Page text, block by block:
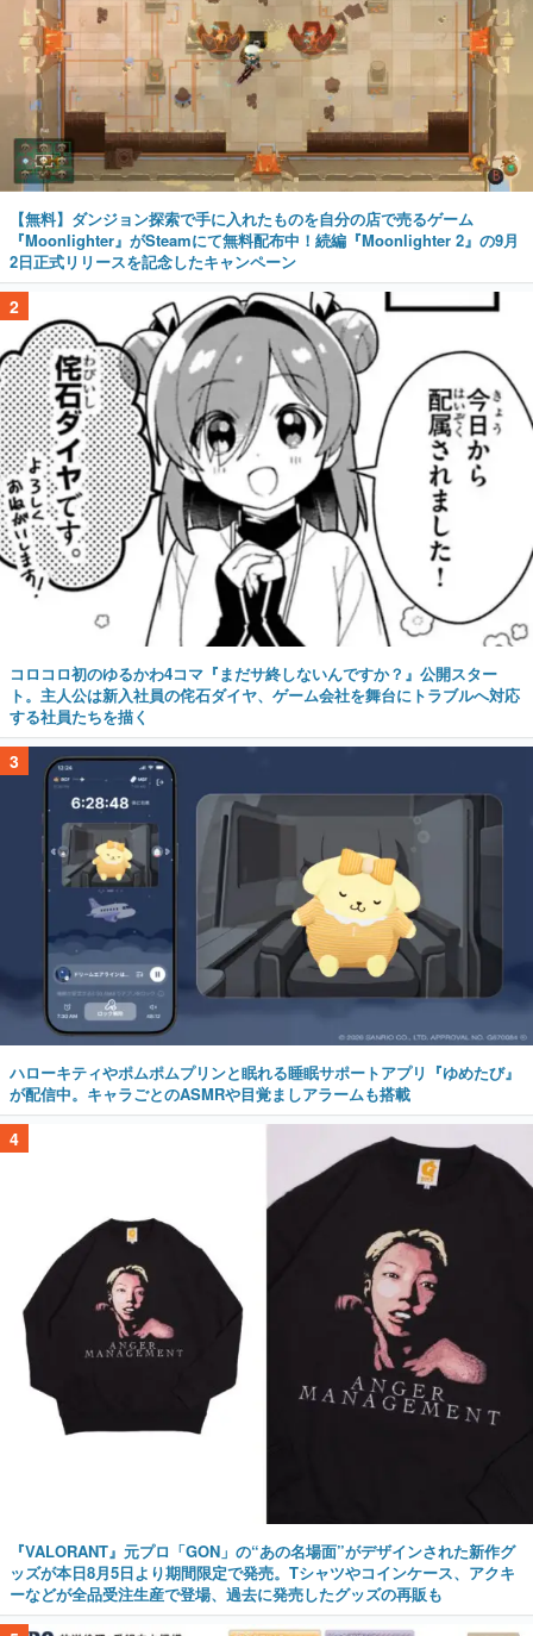
【無料】ダンジョン探索で手に入れたものを自分の店で売るゲーム
『Moonlighter』がSteamにて無料配布中！続編『Moonlighter 2』の9月
2日正式リリースを記念したキャンペーン
2
コロコロ初のゆるかわ4コマ『まだサ終しないんですか？』公開スター
ト。主人公は新入社員の侘石ダイヤ、ゲーム会社を舞台にトラブルへ対応
する社員たちを描く
3
ハローキティやポムポムプリンと眠れる睡眠サポートアプリ『ゆめたび』
が配信中。キャラごとのASMRや目覚ましアラームも搭載
4
『VALORANT』元プロ「GON」の“あの名場面”がデザインされた新作グ
ッズが本日8月5日より期間限定で発売。Tシャツやコインケース、アクキ
ーなどが全品受注生産で登場、過去に発売したグッズの再販も